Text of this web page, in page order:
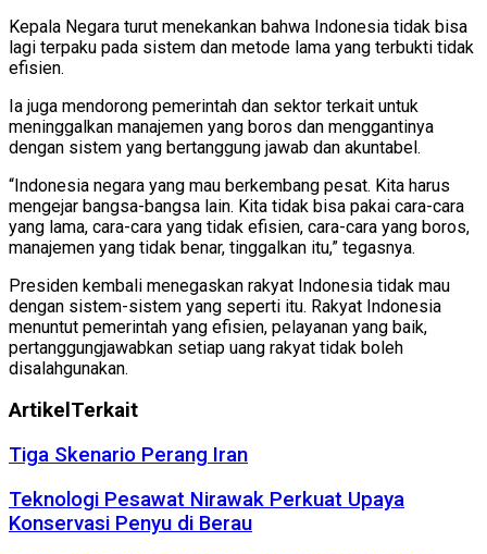
Kepala Negara turut menekankan bahwa Indonesia tidak bisa
lagi terpaku pada sistem dan metode lama yang terbukti tidak
efisien.
Ia juga mendorong pemerintah dan sektor terkait untuk
meninggalkan manajemen yang boros dan menggantinya
dengan sistem yang bertanggung jawab dan akuntabel.
“Indonesia negara yang mau berkembang pesat. Kita harus
mengejar bangsa-bangsa lain. Kita tidak bisa pakai cara-cara
yang lama, cara-cara yang tidak efisien, cara-cara yang boros,
manajemen yang tidak benar, tinggalkan itu,” tegasnya.
Presiden kembali menegaskan rakyat Indonesia tidak mau
dengan sistem-sistem yang seperti itu. Rakyat Indonesia
menuntut pemerintah yang efisien, pelayanan yang baik,
pertanggungjawabkan setiap uang rakyat tidak boleh
disalahgunakan.
Artikel Terkait
Tiga Skenario Perang Iran
Teknologi Pesawat Nirawak Perkuat Upaya
Konservasi Penyu di Berau